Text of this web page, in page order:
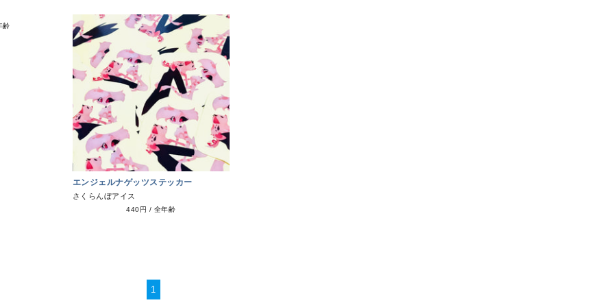
齢
エンジェルナゲッツステッカー
さくらんぼアイス
440円 / 全年齢
1